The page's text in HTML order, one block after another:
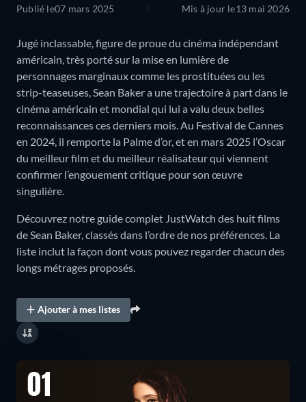
Publié le07 mars 2025 Mis à jour le13 mai 2026
Jugé inclassable, figure de proue du cinéma indépendant
américain, très porté sur la mise en lumière de
personnages marginaux comme les prostituées ou les
strip-teaseuses, Sean Baker a une trajectoire à part dans le
cinéma américain et mondial qui lui a valu deux belles
reconnaissances ces derniers mois. Au Festival de Cannes
en 2024, il remporte la Palme d’or, et en mars 2025 l’Oscar
du meilleur film et du meilleur réalisateur qui viennent
confirmer l’engouement critique pour son œuvre
singulière.
Découvrez notre guide complet JustWatch des huit films
de Sean Baker, classés dans l’ordre de nos préférences. La
liste inclut la façon dont vous pouvez regarder chacun des
longs métrages proposés.
Ajouter à mes listes
01